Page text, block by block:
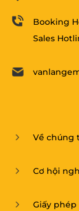
Booking
Sales
Về chúng
Cơ hội
Giấy